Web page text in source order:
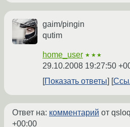
gaim/pingin
qutim
home_user ★★★
29.10.2008 19:27:50
Показать ответы
Ответ на: комментарий от
+00:00